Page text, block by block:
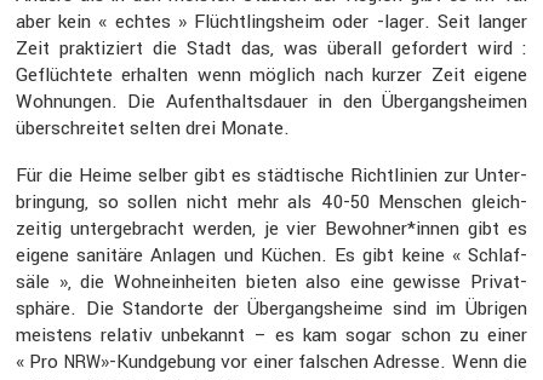
aber kein « echtes » Flücht­lings­heim oder -lager. Seit langer
Zeit prakti­ziert die Stadt das, was überall gefor­dert wird :
Geflüch­tete erhalten wenn möglich nach kurzer Zeit eigene
Wohnungen. Die Aufent­halts­dauer in den Übergangs­heimen
überschreitet selten drei Monate.
Für die Heime selber gibt es städti­sche Richt­li­nien zur Unter­
brin­gung, so sollen nicht mehr als 40-50 Menschen gleich­
zeitig unter­ge­bracht werden, je vier Bewohner*innen gibt es
eigene sanitäre Anlagen und Küchen. Es gibt keine « Schlaf­
säle », die Wohnein­heiten bieten also eine gewisse Privat­
sphäre. Die Stand­orte der Übergangs­heime sind im Übrigen
meistens relativ unbekannt – es kam sogar schon zu einer
« Pro NRW»-Kundgebung vor einer falschen Adresse. Wenn die